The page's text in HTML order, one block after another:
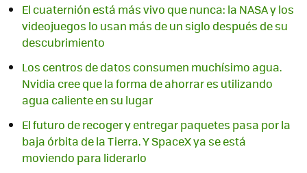
El cuaternión está más vivo que nunca: la NASA y los
videojuegos lo usan más de un siglo después de su
descubrimiento
Los centros de datos consumen muchísimo agua.
Nvidia cree que la forma de ahorrar es utilizando
agua caliente en su lugar
El futuro de recoger y entregar paquetes pasa por la
baja órbita de la Tierra. Y SpaceX ya se está
moviendo para liderarlo